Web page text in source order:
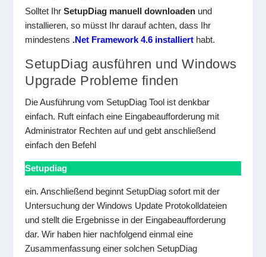
Solltet IhrSetupDiag manuell downloaden und
installieren, so müsst Ihr darauf achten, dass Ihr
mindestens .Net Framework 4.6 installiert habt.
SetupDiag ausführen und Windows
Upgrade Probleme finden
Die Ausführung vom SetupDiag Tool ist denkbar
einfach. Ruft einfach eine Eingabeaufforderung mit
Administrator Rechten auf und gebt anschließend
einfach den Befehl
Setupdiag
ein. Anschließend beginnt SetupDiag sofort mit der
Untersuchung der Windows Update Protokolldateien
und stellt die Ergebnisse in der Eingabeaufforderung
dar. Wir haben hier nachfolgend einmal eine
Zusammenfassung einer solchen SetupDiag